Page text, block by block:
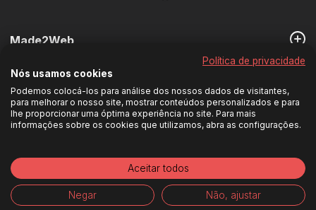
Made2Web
Os nossos Serviços
Política de PrivacidadePolítica de CookiesPME Lider 2024
VAMOS
CONVERSAR
NORMA
EUROPEIA
ESTIMATIVA
Política de privacidade
Nós usamos cookies
Podemos colocá-los para análise dos nossos dados de visitantes,
para melhorar o nosso site, mostrar conteúdos personalizados e para
lhe proporcionar uma óptima experiência no site. Para mais
informações sobre os cookies que utilizamos, abra as configurações.
Aceitar todos
Negar Não, ajustar